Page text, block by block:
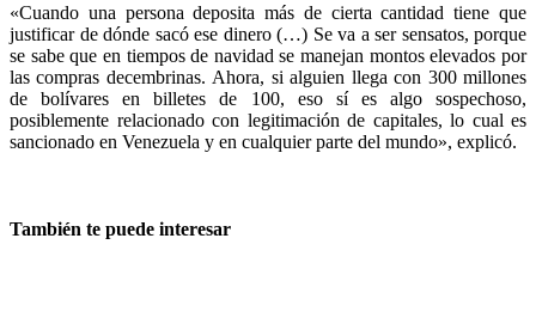
«Cuando una persona deposita más de cierta cantidad tiene que
justificar de dónde sacó ese dinero (…) Se va a ser sensatos, porque
se sabe que en tiempos de navidad se manejan montos elevados por
las compras decembrinas. Ahora, si alguien llega con 300 millones
de bolívares en billetes de 100, eso sí es algo sospechoso,
posiblemente relacionado con legitimación de capitales, lo cual es
sancionado en Venezuela y en cualquier parte del mundo», explicó.
También te puede interesar